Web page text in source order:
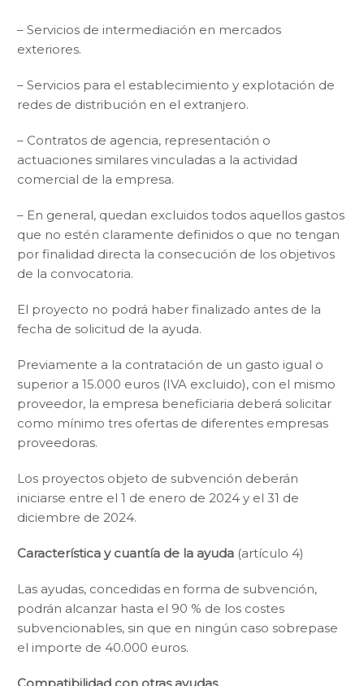
– Servicios de intermediación en mercados
exteriores.
– Servicios para el establecimiento y explotación de
redes de distribución en el extranjero.
– Contratos de agencia, representación o
actuaciones similares vinculadas a la actividad
comercial de la empresa.
– En general, quedan excluidos todos aquellos gastos
que no estén claramente definidos o que no tengan
por finalidad directa la consecución de los objetivos
de la convocatoria.
El proyecto no podrá haber finalizado antes de la
fecha de solicitud de la ayuda.
Previamente a la contratación de un gasto igual o
superior a 15.000 euros (IVA excluido), con el mismo
proveedor, la empresa beneficiaria deberá solicitar
como mínimo tres ofertas de diferentes empresas
proveedoras.
Los proyectos objeto de subvención deberán
iniciarse entre el 1 de enero de 2024 y el 31 de
diciembre de 2024.
Característica y cuantía de la ayuda (artículo 4)
Las ayudas, concedidas en forma de subvención,
podrán alcanzar hasta el 90 % de los costes
subvencionables, sin que en ningún caso sobrepase
el importe de 40.000 euros.